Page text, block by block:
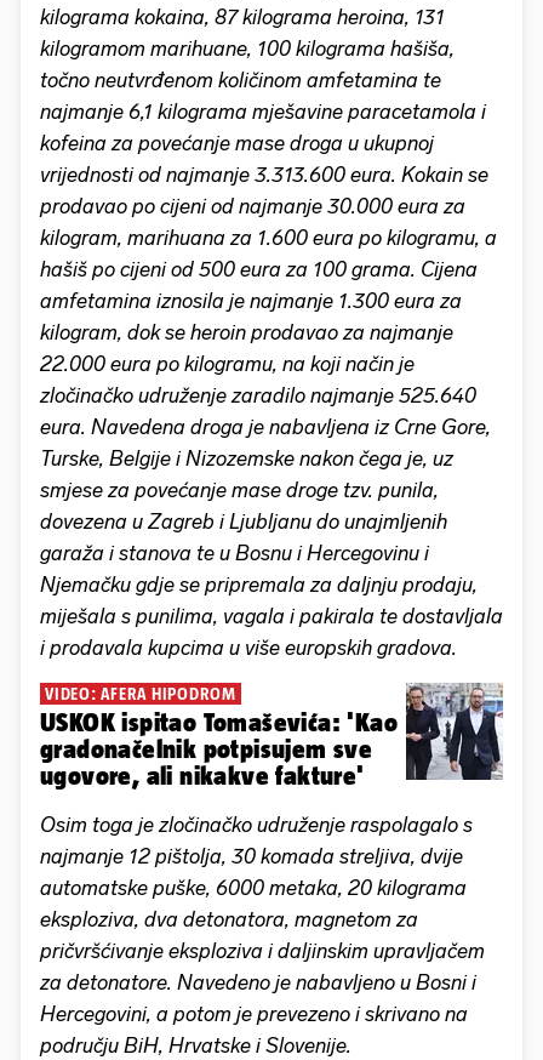
kilograma kokaina, 87 kilograma heroina, 131
kilogramom marihuane, 100 kilograma hašiša,
točno neutvrđenom količinom amfetamina te
najmanje 6,1 kilograma mješavine paracetamola i
kofeina za povećanje mase droga u ukupnoj
vrijednosti od najmanje 3.313.600 eura. Kokain se
prodavao po cijeni od najmanje 30.000 eura za
kilogram, marihuana za 1.600 eura po kilogramu, a
hašiš po cijeni od 500 eura za 100 grama. Cijena
amfetamina iznosila je najmanje 1.300 eura za
kilogram, dok se heroin prodavao za najmanje
22.000 eura po kilogramu, na koji način je
zločinačko udruženje zaradilo najmanje 525.640
eura. Navedena droga je nabavljena iz Crne Gore,
Turske, Belgije i Nizozemske nakon čega je, uz
smjese za povećanje mase droge tzv. punila,
dovezena u Zagreb i Ljubljanu do unajmljenih
garaža i stanova te u Bosnu i Hercegovinu i
Njemačku gdje se pripremala za daljnju prodaju,
miješala s punilima, vagala i pakirala te dostavljala
i prodavala kupcima u više europskih gradova.
VIDEO: AFERA HIPODROM
USKOK ispitao Tomaševića: 'Kao
gradonačelnik potpisujem sve
ugovore, ali nikakve fakture'
Osim toga je zločinačko udruženje raspolagalo s
najmanje 12 pištolja, 30 komada streljiva, dvije
automatske puške, 6000 metaka, 20 kilograma
eksploziva, dva detonatora, magnetom za
pričvršćivanje eksploziva i daljinskim upravljačem
za detonatore. Navedeno je nabavljeno u Bosni i
Hercegovini, a potom je prevezeno i skrivano na
području BiH, Hrvatske i Slovenije.